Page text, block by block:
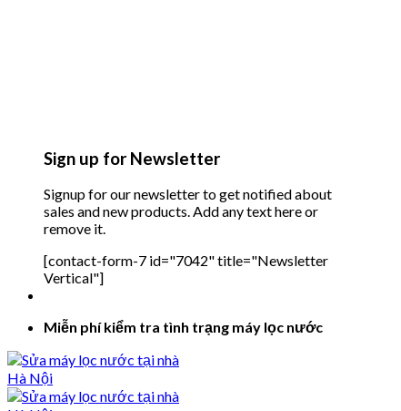
Sign up for Newsletter
Signup for our newsletter to get notified about
sales and new products. Add any text here or
remove it.
[contact-form-7 id="7042" title="Newsletter
Vertical"]
Miễn phí kiểm tra tình trạng máy lọc nước